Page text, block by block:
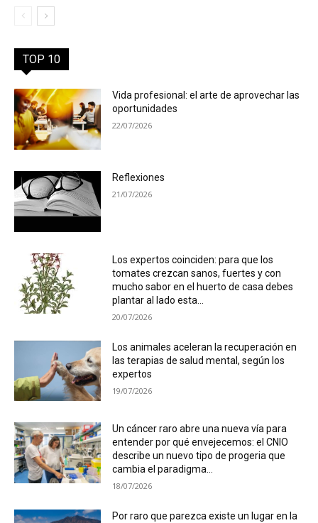
TOP 10
Vida profesional: el arte de aprovechar las
oportunidades
22/07/2026
Reflexiones
21/07/2026
Los expertos coinciden: para que los
tomates crezcan sanos, fuertes y con
mucho sabor en el huerto de casa debes
plantar al lado esta...
20/07/2026
Los animales aceleran la recuperación en
las terapias de salud mental, según los
expertos
19/07/2026
Un cáncer raro abre una nueva vía para
entender por qué envejecemos: el CNIO
describe un nuevo tipo de progeria que
cambia el paradigma...
18/07/2026
Por raro que parezca existe un lugar en la